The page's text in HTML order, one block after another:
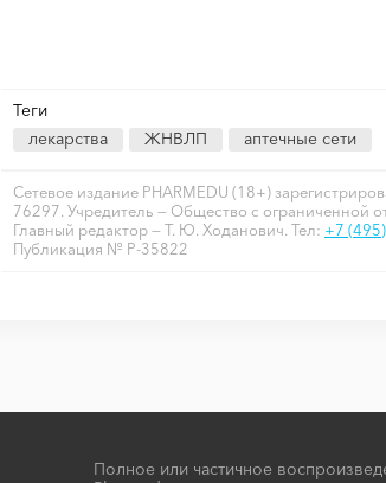
Теги
лекарства
ЖНВЛП аптечные сети
Сетевое издание PHARMEDU (18+)
76297. Учредитель — Общество с
Главный редактор — Т. Ю. Ходанович. Тел: +7
Публикация № P-35822
Полное или частичное